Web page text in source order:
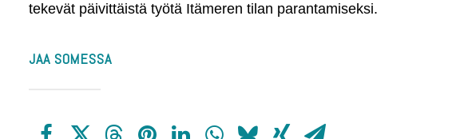
tekevät päivittäistä työtä Itämeren tilan parantamiseksi.
JAA SOMESSA